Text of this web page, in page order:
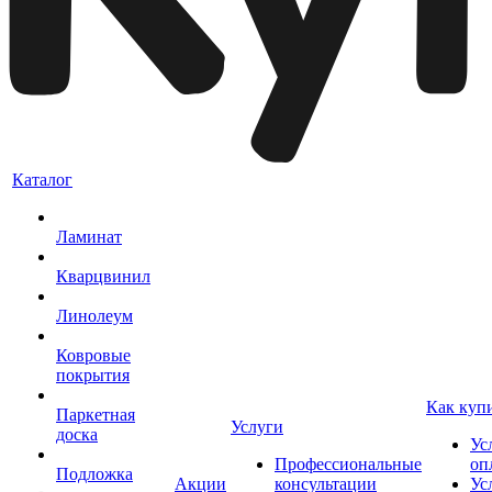
Каталог
Ламинат
Кварцвинил
Линолеум
Ковровые
покрытия
Паркетная
доска
Подложка
Акции
Услуги
Профессиональные
консультации
Как